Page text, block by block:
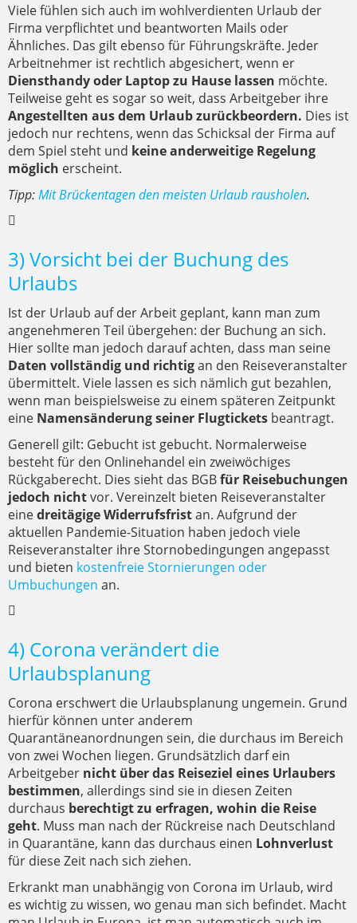
Viele fühlen sich auch im wohlverdienten Urlaub der
Firma verpflichtet und beantworten Mails oder
Ähnliches. Das gilt ebenso für Führungskräfte. Jeder
Arbeitnehmer ist rechtlich abgesichert, wenn er
Diensthandy oder Laptop zu Hause lassen möchte.
Teilweise geht es sogar so weit, dass Arbeitgeber ihre
Angestellten aus dem Urlaub zurückbeordern. Dies ist
jedoch nur rechtens, wenn das Schicksal der Firma auf
dem Spiel steht und keine anderweitige Regelung
möglich erscheint.
Tipp:Mit Brückentagen den meisten Urlaub rausholen.
3) Vorsicht bei der Buchung des
Urlaubs
Ist der Urlaub auf der Arbeit geplant, kann man zum
angenehmeren Teil übergehen: der Buchung an sich.
Hier sollte man jedoch darauf achten, dass man seine
Daten vollständig und richtigan den Reiseveranstalter
übermittelt. Viele lassen es sich nämlich gut bezahlen,
wenn man beispielsweise zu einem späteren Zeitpunkt
eine Namensänderung seiner Flugtickets beantragt.
Generell gilt: Gebucht ist gebucht. Normalerweise
besteht für den Onlinehandel ein zweiwöchiges
Rückgaberecht. Dies sieht das BGBfür Reisebuchungen
jedoch nichtvor. Vereinzelt bieten Reiseveranstalter
einedreitägige Widerrufsfristan. Aufgrund der
aktuellen Pandemie-Situation haben jedoch viele
Reiseveranstalter ihre Stornobedingungen angepasst
und bieten kostenfreie Stornierungen oder
Umbuchungen an.
4) Corona verändert die
Urlaubsplanung
Corona erschwert die Urlaubsplanung ungemein. Grund
hierfür können unter anderem
Quarantäneanordnungen sein, die durchaus im Bereich
von zwei Wochen liegen. Grundsätzlich darf ein
Arbeitgeber nicht über das Reiseziel eines Urlaubers
bestimmen, allerdings sind sie in diesen Zeiten
durchaus berechtigt zu erfragen, wohin die Reise
geht. Muss man nach der Rückreise nach Deutschland
in Quarantäne, kann das durchaus einen Lohnverlust
für diese Zeit nach sich ziehen.
Erkrankt man unabhängig von Corona im Urlaub, wird
es wichtig zu wissen, wo genau man sich befindet. Macht